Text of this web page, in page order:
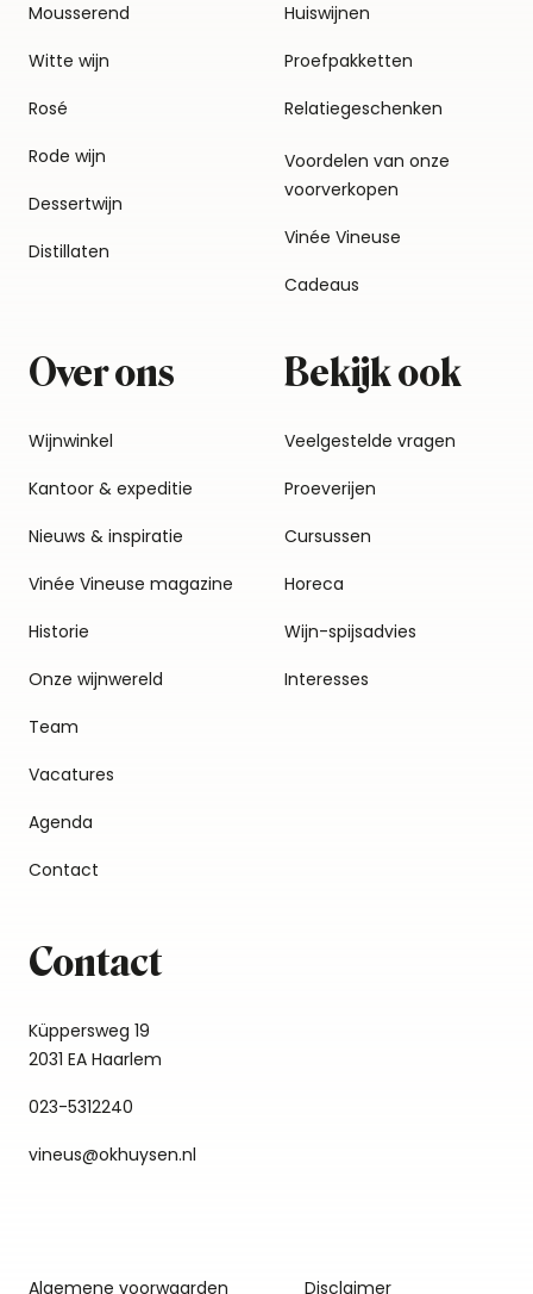
Mousserend
Witte wijn
Rosé
Rode wijn
Dessertwijn
Distillaten
Huiswijnen
Proefpakketten
Relatiegeschenken
Voordelen van onze
voorverkopen
Vinée Vineuse
Cadeaus
Over ons
Wijnwinkel
Kantoor & expeditie
Nieuws & inspiratie
Vinée Vineuse magazine
Historie
Onze wijnwereld
Team
Vacatures
Agenda
Contact
Bekijk ook
Veelgestelde vragen
Proeverijen
Cursussen
Horeca
Wijn-spijsadvies
Interesses
Contact
Küppersweg 19
2031 EA Haarlem
023-5312240
vineus@okhuysen.nl
Algemene voorwaarden Disclaimer